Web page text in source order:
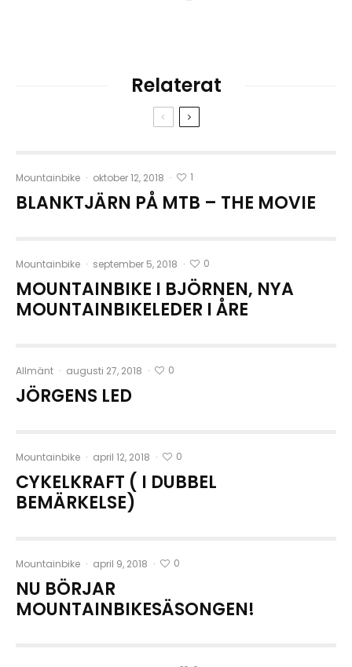
Relaterat
Mountainbike · oktober 12, 2018 · 1
BLANKTJÄRN PÅ MTB – THE MOVIE
Mountainbike · september 5, 2018 · 0
MOUNTAINBIKE I BJÖRNEN, NYA
MOUNTAINBIKELEDER I ÅRE
Allmänt · augusti 27, 2018 · 0
JÖRGENS LED
Mountainbike · april 12, 2018 · 0
CYKELKRAFT ( I DUBBEL
BEMÄRKELSE)
Mountainbike · april 9, 2018 · 0
NU BÖRJAR
MOUNTAINBIKESÄSONGEN!